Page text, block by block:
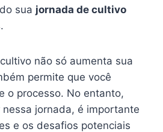
sua jornada de cultivo
não só aumenta sua
permite que você
o processo. No entanto,
jornada, é importante
e os desafios potenciais